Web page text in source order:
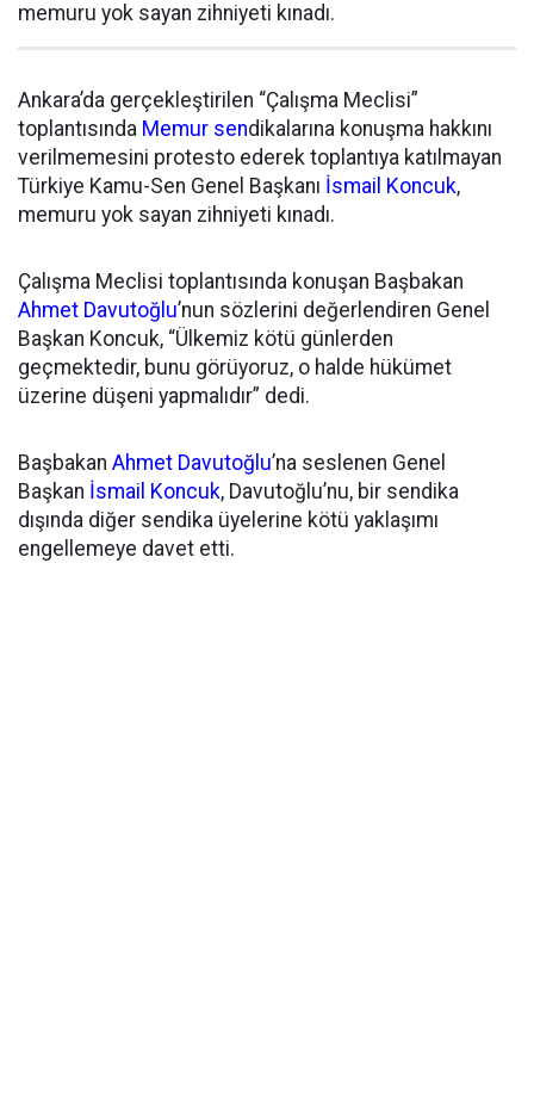
memuru yok sayan zihniyeti kınadı.
Ankara’da gerçekleştirilen “Çalışma Meclisi”
toplantısında Memur sendikalarına konuşma hakkını
verilmemesini protesto ederek toplantıya katılmayan
Türkiye Kamu-Sen Genel Başkanı İsmail Koncuk,
memuru yok sayan zihniyeti kınadı.
Çalışma Meclisi toplantısında konuşan Başbakan
Ahmet Davutoğlu’nun sözlerini değerlendiren Genel
Başkan Koncuk, “Ülkemiz kötü günlerden
geçmektedir, bunu görüyoruz, o halde hükümet
üzerine düşeni yapmalıdır” dedi.
Başbakan Ahmet Davutoğlu’na seslenen Genel
Başkan İsmail Koncuk, Davutoğlu’nu, bir sendika
dışında diğer sendika üyelerine kötü yaklaşımı
engellemeye davet etti.